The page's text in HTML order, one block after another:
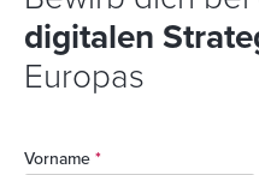
digitalen
Europas
Vorname *